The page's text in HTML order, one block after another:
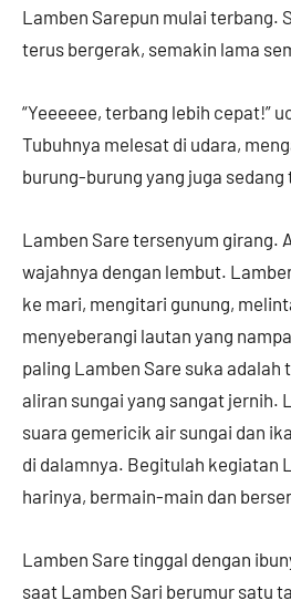
Lamben Sarepun mulai terbang.
terus bergerak, semakin lama
“Yeeeeee, terbang lebih cepat!”
Tubuhnya melesat di udara,
burung-burung yang juga sedang
Lamben Sare tersenyum girang.
wajahnya dengan lembut.
ke mari, mengitari gunung,
menyeberangi lautan yang
paling Lamben Sare suka adalah
aliran sungai yang sangat jernih.
suara gemericik air sungai dan
di dalamnya. Begitulah kegiatan
harinya, bermain-main dan
Lamben Sare tinggal dengan
saat Lamben Sari berumur satu